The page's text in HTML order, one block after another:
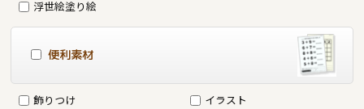
浮世絵塗り絵
便利素材
飾りつけ
イラスト